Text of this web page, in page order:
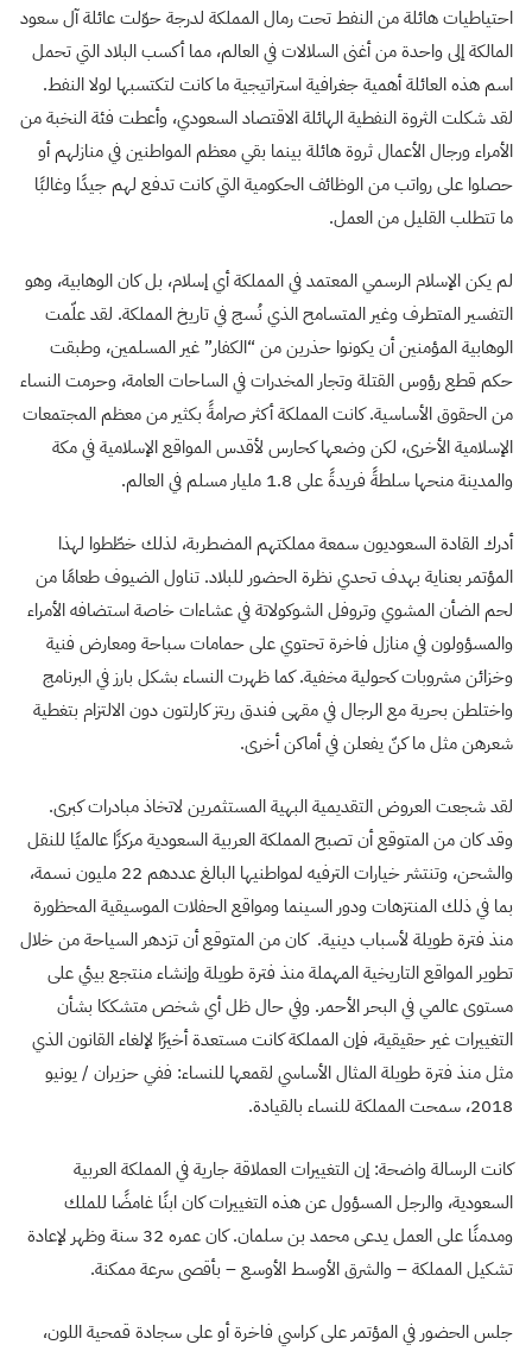
احتياطيات هائلة من النفط تحت رمال المملكة لدرجة حوّلت عائلة آل سعود
المالكة إلى واحدة من أغنى السلالات في العالم، مما أكسب البلاد التي تحمل
اسم هذه العائلة أهمية جغرافية استراتيجية ما كانت لتكتسبها لولا النفط.
لقد شكلت الثروة النفطية الهائلة الاقتصاد السعودي، وأعطت فئة النخبة من
الأمراء ورجال الأعمال ثروة هائلة بينما بقي معظم المواطنين في منازلهم أو
حصلوا على رواتب من الوظائف الحكومية التي كانت تدفع لهم جيدًا وغالبًا
ما تتطلب القليل من العمل.
لم يكن الإسلام الرسمي المعتمد في المملكة أي إسلام، بل كان الوهابية، وهو
التفسير المتطرف وغير المتسامح الذي نُسج في تاريخ المملكة. لقد علّمت
الوهابية المؤمنين أن يكونوا حذرين من “الكفار” غير المسلمين، وطبقت
حكم قطع رؤوس القتلة وتجار المخدرات في الساحات العامة، وحرمت النساء
من الحقوق الأساسية. كانت المملكة أكثر صرامةً بكثير من معظم المجتمعات
الإسلامية الأخرى، لكن وضعها كحارس لأقدس المواقع الإسلامية في مكة
والمدينة منحها سلطةً فريدةً على 1.8 مليار مسلم في العالم.
أدرك القادة السعوديون سمعة مملكتهم المضطربة، لذلك خطّطوا لهذا
المؤتمر بعناية بهدف تحدي نظرة الحضور للبلاد. تناول الضيوف طعامًا من
لحم الضأن المشوي وتروفل الشوكولاتة في عشاءات خاصة استضافه الأمراء
والمسؤولون في منازل فاخرة تحتوي على حمامات سباحة ومعارض فنية
وخزائن مشروبات كحولية مخفية. كما ظهرت النساء بشكل بارز في البرنامج
واختلطن بحرية مع الرجال في مقهى فندق ريتز كارلتون دون الالتزام بتغطية
شعرهن مثل ما كنّ يفعلن في أماكن أخرى.
لقد شجعت العروض التقديمية البهية المستثمرين لاتخاذ مبادرات كبرى.
وقد كان من المتوقع أن تصبح المملكة العربية السعودية مركزًا عالميًا للنقل
والشحن، وتنتشر خيارات الترفيه لمواطنيها البالغ عددهم 22 مليون نسمة،
بما في ذلك المنتزهات ودور السينما ومواقع الحفلات الموسيقية المحظورة
منذ فترة طويلة لأسباب دينية. كان من المتوقع أن تزدهر السياحة من خلال
تطوير المواقع التاريخية المهملة منذ فترة طويلة وإنشاء منتجع بيئي على
مستوى عالمي في البحر الأحمر. وفي حال ظل أي شخص متشككا بشأن
التغييرات غير حقيقية، فإن المملكة كانت مستعدة أخيرًا لإلغاء القانون الذي
مثل منذ فترة طويلة المثال الأساسي لقمعها للنساء: ففي حزيران / يونيو
2018، سمحت المملكة للنساء بالقيادة.
كانت الرسالة واضحة: إن التغييرات العملاقة جارية في المملكة العربية
السعودية، والرجل المسؤول عن هذه التغييرات كان ابنًا غامضًا للملك
ومدمنًا على العمل يدعى محمد بن سلمان. كان عمره 32 سنة وظهر لإعادة
تشكيل المملكة – والشرق الأوسط الأوسع – بأقصى سرعة ممكنة.
جلس الحضور في المؤتمر على كراسي فاخرة أو على سجادة قمحية اللون،